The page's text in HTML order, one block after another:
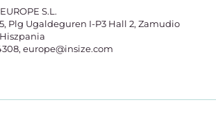
S.L.
Plg Ugaldeguren I-P3 Hall 2, Zamudio
Hiszpania
europe@insize.com